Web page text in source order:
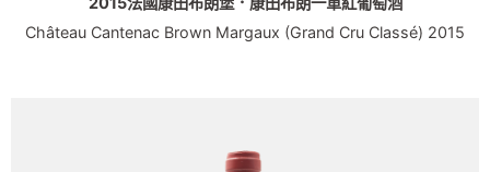
Château Cantenac Brown Margaux (Grand Cru Classé) 2015